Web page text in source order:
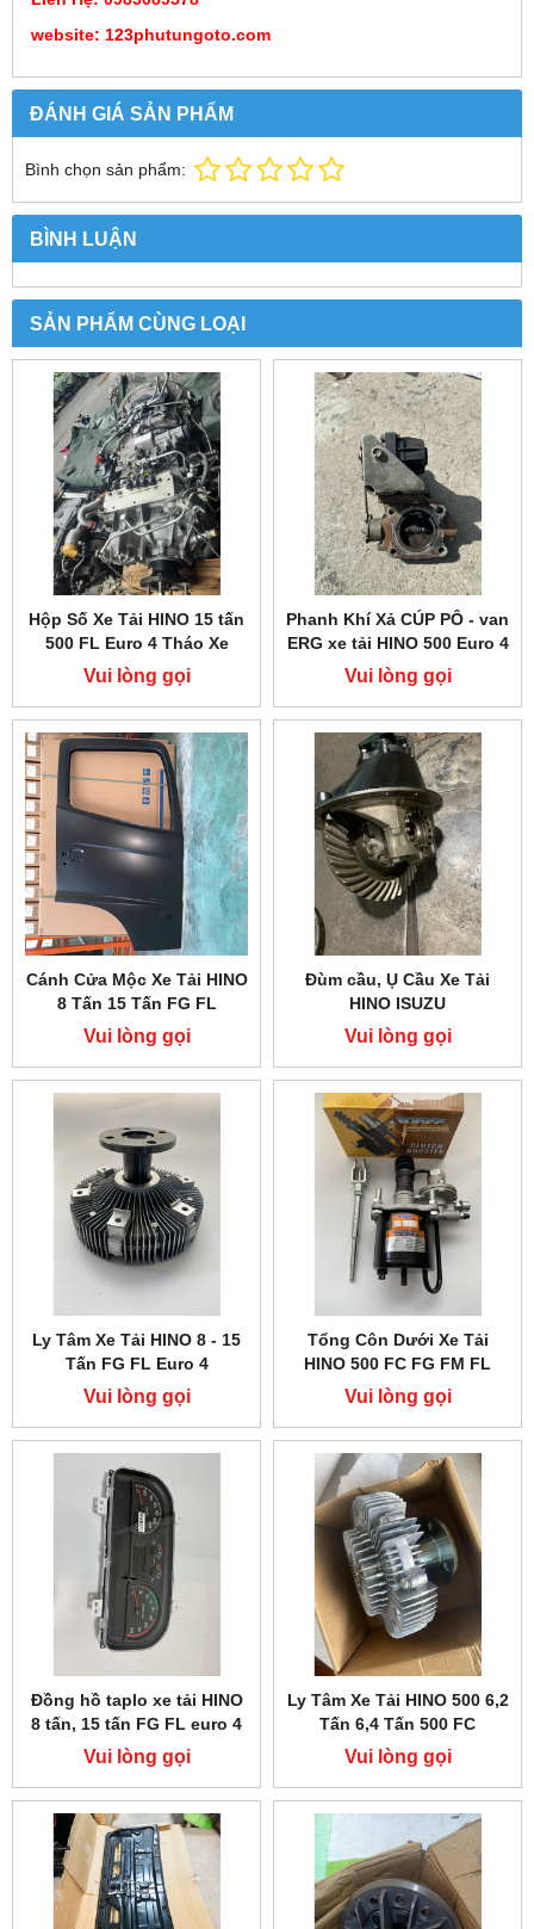
website: 123phutungoto.com
ĐÁNH GIÁ SẢN PHẨM
Bình chọn sản phẩm:
BÌNH LUẬN
SẢN PHẨM CÙNG LOẠI
Hộp Số Xe Tải HINO 15 tấn
500 FL Euro 4 Tháo Xe
Vui lòng gọi
Phanh Khí Xả CÚP PÔ - van
ERG xe tải HINO 500 Euro 4
Vui lòng gọi
Cánh Cửa Mộc Xe Tải HINO
8 Tấn 15 Tấn FG FL
Vui lòng gọi
Đùm cầu, Ụ Cầu Xe Tải
HINO ISUZU
Vui lòng gọi
Ly Tâm Xe Tải HINO 8 - 15
Tấn FG FL Euro 4
Vui lòng gọi
Tổng Côn Dưới Xe Tải
HINO 500 FC FG FM FL
Vui lòng gọi
Đồng hồ taplo xe tải HINO
8 tấn, 15 tấn FG FL euro 4
Vui lòng gọi
Ly Tâm Xe Tải HINO 500 6,2
Tấn 6,4 Tấn 500 FC
Vui lòng gọi